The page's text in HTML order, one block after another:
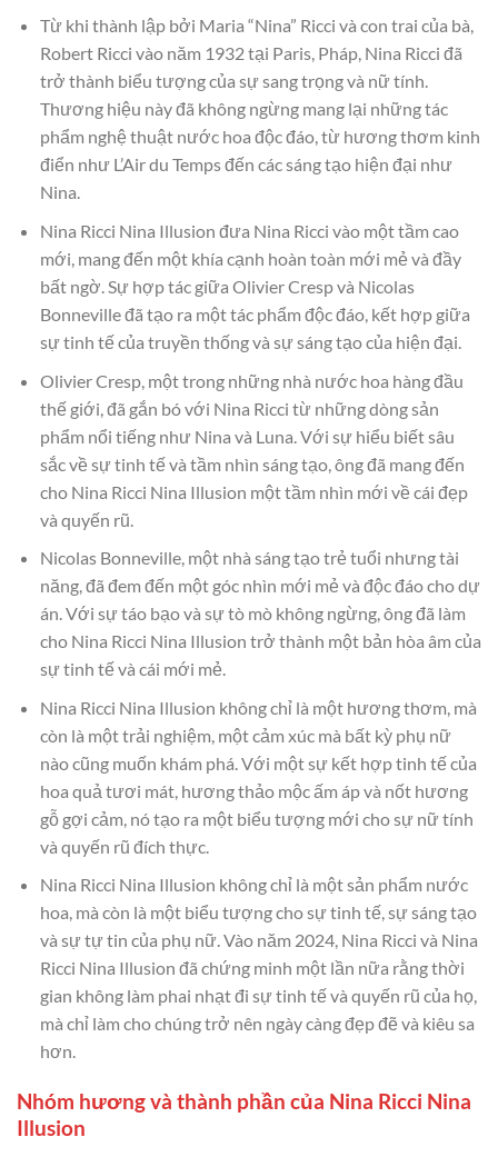
Từ khi thành lập bởi Maria “Nina” Ricci và con trai của bà,
Robert Ricci vào năm 1932 tại Paris, Pháp, Nina Ricci đã
trở thành biểu tượng của sự sang trọng và nữ tính.
Thương hiệu này đã không ngừng mang lại những tác
phẩm nghệ thuật nước hoa độc đáo, từ hương thơm kinh
điển như L’Air du Temps đến các sáng tạo hiện đại như
Nina.
Nina Ricci Nina Illusion đưa Nina Ricci vào một tầm cao
mới, mang đến một khía cạnh hoàn toàn mới mẻ và đầy
bất ngờ. Sự hợp tác giữa Olivier Cresp và Nicolas
Bonneville đã tạo ra một tác phẩm độc đáo, kết hợp giữa
sự tinh tế của truyền thống và sự sáng tạo của hiện đại.
Olivier Cresp, một trong những nhà nước hoa hàng đầu
thế giới, đã gắn bó với Nina Ricci từ những dòng sản
phẩm nổi tiếng như Nina và Luna. Với sự hiểu biết sâu
sắc về sự tinh tế và tầm nhìn sáng tạo, ông đã mang đến
cho Nina Ricci Nina Illusion một tầm nhìn mới về cái đẹp
và quyến rũ.
Nicolas Bonneville, một nhà sáng tạo trẻ tuổi nhưng tài
năng, đã đem đến một góc nhìn mới mẻ và độc đáo cho dự
án. Với sự táo bạo và sự tò mò không ngừng, ông đã làm
cho Nina Ricci Nina Illusion trở thành một bản hòa âm của
sự tinh tế và cái mới mẻ.
Nina Ricci Nina Illusion không chỉ là một hương thơm, mà
còn là một trải nghiệm, một cảm xúc mà bất kỳ phụ nữ
nào cũng muốn khám phá. Với một sự kết hợp tinh tế của
hoa quả tươi mát, hương thảo mộc ấm áp và nốt hương
gỗ gợi cảm, nó tạo ra một biểu tượng mới cho sự nữ tính
và quyến rũ đích thực.
Nina Ricci Nina Illusion không chỉ là một sản phẩm nước
hoa, mà còn là một biểu tượng cho sự tinh tế, sự sáng tạo
và sự tự tin của phụ nữ. Vào năm 2024, Nina Ricci và Nina
Ricci Nina Illusion đã chứng minh một lần nữa rằng thời
gian không làm phai nhạt đi sự tinh tế và quyến rũ của họ,
mà chỉ làm cho chúng trở nên ngày càng đẹp đẽ và kiêu sa
hơn.
Nhóm hương và thành phần của Nina Ricci Nina
Illusion